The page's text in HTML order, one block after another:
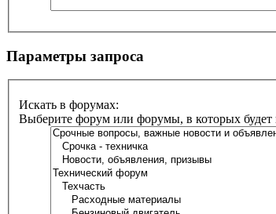
Параметры запроса
Искать в форумах:
Выберите форум или форумы, в которых